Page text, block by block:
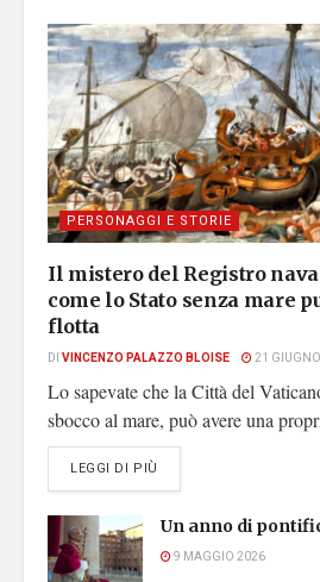
PERSONAGGI E STORIE
Il mistero del Registro
come lo Stato senza mare
flotta
DI VINCENZO PALAZZO BLOISE 21
Lo sapevate che la Città del
sbocco al mare, può avere una
LEGGI DI PIÙ
Un anno di
9 MAGGIO 2026